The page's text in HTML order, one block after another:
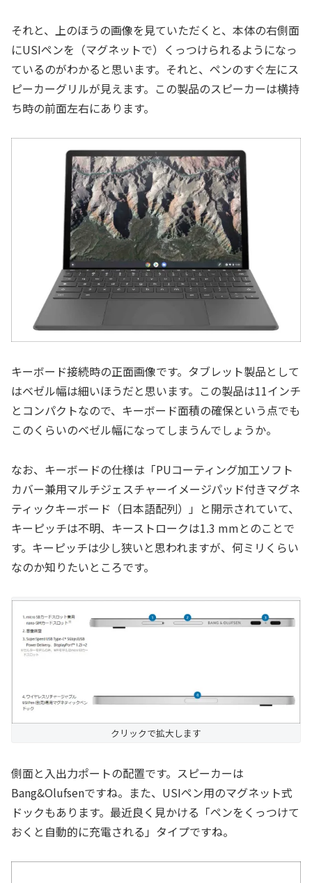
それと、上のほうの画像を見ていただくと、本体の右側面
にUSIペンを（マグネットで）くっつけられるようになっ
ているのがわかると思います。それと、ペンのすぐ左にス
ピーカーグリルが見えます。この製品のスピーカーは横持
ち時の前面左右にあります。
キーボード接続時の正面画像です。タブレット製品として
はベゼル幅は細いほうだと思います。この製品は11インチ
とコンパクトなので、キーボード面積の確保という点でも
このくらいのベゼル幅になってしまうんでしょうか。
なお、キーボードの仕様は「PUコーティング加工ソフト
カバー兼用マルチジェスチャーイメージパッド付きマグネ
ティックキーボード（日本語配列）」と開示されていて、
キーピッチは不明、キーストロークは1.3 mmとのことで
す。キーピッチは少し狭いと思われますが、何ミリくらい
なのか知りたいところです。
クリックで拡大します
側面と入出力ポートの配置です。スピーカーは
Bang&Olufsenですね。また、USIペン用のマグネット式
ドックもあります。最近良く見かける「ペンをくっつけて
おくと自動的に充電される」タイプですね。